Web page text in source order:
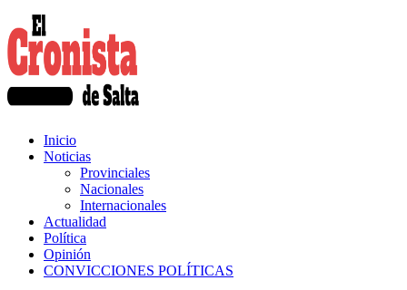
Inicio
Noticias
Provinciales
Nacionales
Internacionales
Actualidad
Política
Opinión
CONVICCIONES POLÍTICAS